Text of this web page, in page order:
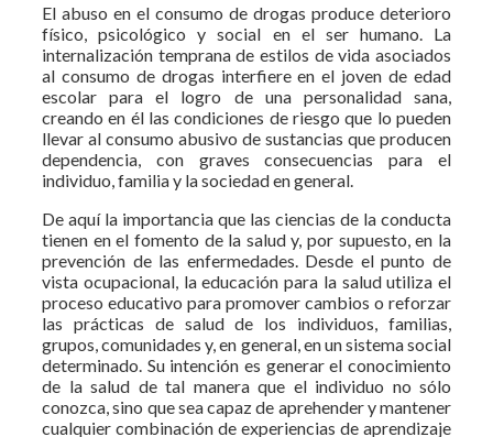
El abuso en el consumo de drogas produce deterioro
físico, psicológico y social en el ser humano. La
internalización temprana de estilos de vida asociados
al consumo de drogas interfiere en el joven de edad
escolar para el logro de una personalidad sana,
creando en él las condiciones de riesgo que lo pueden
llevar al consumo abusivo de sustancias que producen
dependencia, con graves consecuencias para el
individuo, familia y la sociedad en general.
De aquí la importancia que las ciencias de la conducta
tienen en el fomento de la salud y, por supuesto, en la
prevención de las enfermedades. Desde el punto de
vista ocupacional, la educación para la salud utiliza el
proceso educativo para promover cambios o reforzar
las prácticas de salud de los individuos, familias,
grupos, comunidades y, en general, en un sistema social
determinado. Su intención es generar el conocimiento
de la salud de tal manera que el individuo no sólo
conozca, sino que sea capaz de aprehender y mantener
cualquier combinación de experiencias de aprendizaje